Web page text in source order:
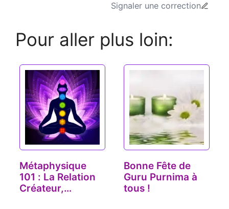
Signaler une correction
Pour aller plus loin:
Métaphysique
101 : La Relation
Créateur,
Bonne Fête de
Guru Purnima à
tous !